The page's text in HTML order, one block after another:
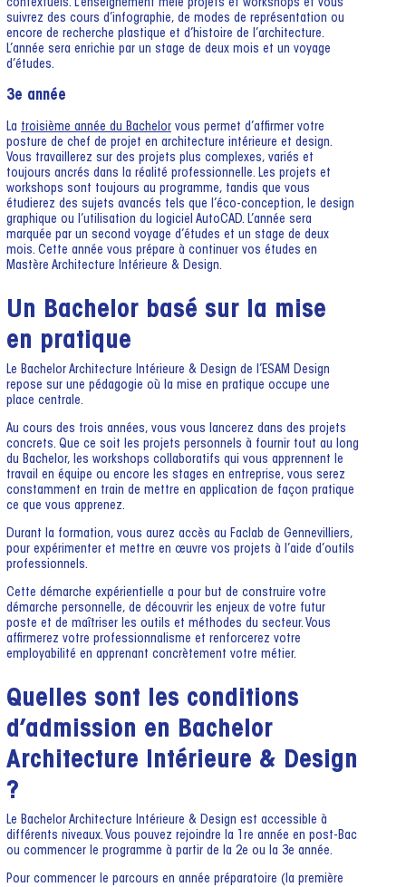
contextuels. L’enseignement mêle projets et workshops et vous
suivrez des cours d’infographie, de modes de représentation ou
encore de recherche plastique et d’histoire de l’architecture.
L’année sera enrichie par un stage de deux mois et un voyage
d’études.
3e année
La troisième année du Bachelor vous permet d’affirmer votre
posture de chef de projet en architecture intérieure et design.
Vous travaillerez sur des projets plus complexes, variés et
toujours ancrés dans la réalité professionnelle. Les projets et
workshops sont toujours au programme, tandis que vous
étudierez des sujets avancés tels que l’éco-conception, le design
graphique ou l’utilisation du logiciel AutoCAD. L’année sera
marquée par un second voyage d’études et un stage de deux
mois. Cette année vous prépare à continuer vos études en
Mastère Architecture Intérieure & Design.
Un Bachelor basé sur la mise
en pratique
Le Bachelor Architecture Intérieure & Design de l’ESAM Design
repose sur une pédagogie où la mise en pratique occupe une
place centrale.
Au cours des trois années, vous vous lancerez dans des projets
concrets. Que ce soit les projets personnels à fournir tout au long
du Bachelor, les workshops collaboratifs qui vous apprennent le
travail en équipe ou encore les stages en entreprise, vous serez
constamment en train de mettre en application de façon pratique
ce que vous apprenez.
Durant la formation, vous aurez accès au Faclab de Gennevilliers,
pour expérimenter et mettre en œuvre vos projets à l’aide d’outils
professionnels.
Cette démarche expérientielle a pour but de construire votre
démarche personnelle, de découvrir les enjeux de votre futur
poste et de maîtriser les outils et méthodes du secteur. Vous
affirmerez votre professionnalisme et renforcerez votre
employabilité en apprenant concrètement votre métier.
Quelles sont les conditions
d’admission en Bachelor
Architecture Intérieure & Design
?
Le Bachelor Architecture Intérieure & Design est accessible à
différents niveaux. Vous pouvez rejoindre la 1re année en post-Bac
ou commencer le programme à partir de la 2e ou la 3e année.
Pour commencer le parcours en année préparatoire (la première